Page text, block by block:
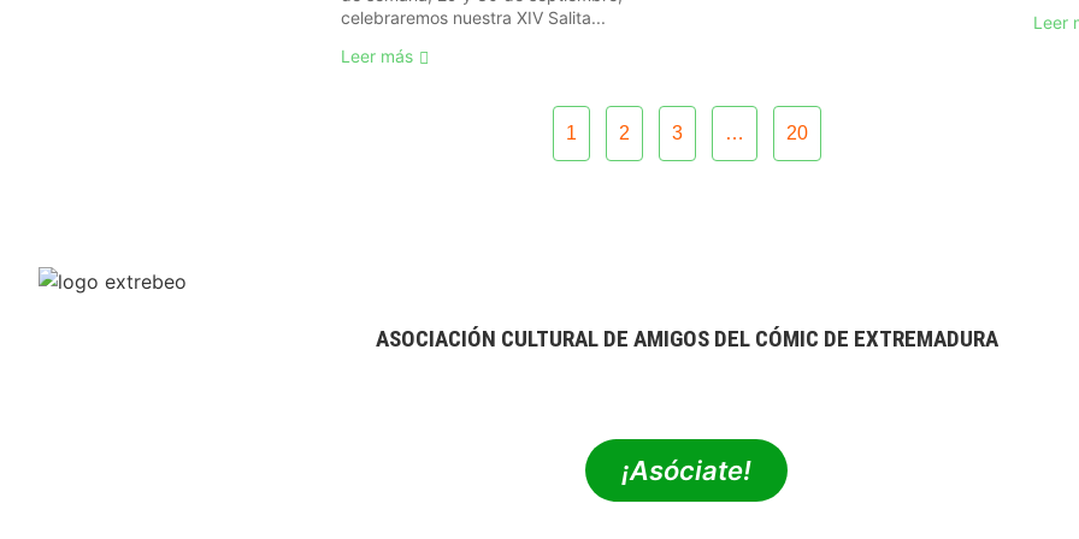
celebraremos nuestra XIV Salita...
Leer más
Leer
1 2 3 … 20
ASOCIACIÓN CULTURAL DE AMIGOS DEL CÓMIC DE EXTREMADURA
¡Asóciate!